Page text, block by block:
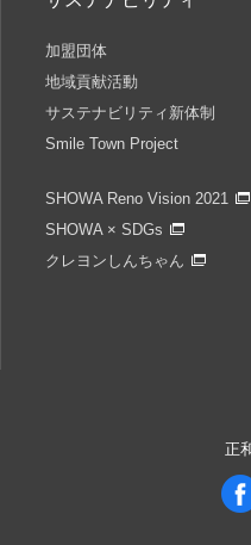
加盟団体
地域貢献活動
サステナビリティ新体制
Smile Town Project
SHOWA Reno Vision 2021
SHOWA × SDGs
クレヨンしんちゃん
正